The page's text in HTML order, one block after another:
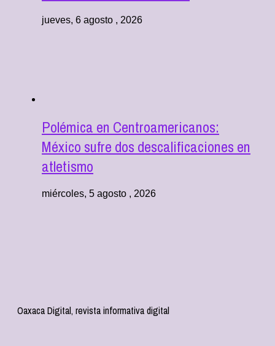
jueves, 6 agosto , 2026
Polémica en Centroamericanos:
México sufre dos descalificaciones en
atletismo
miércoles, 5 agosto , 2026
Oaxaca Digital, revista informativa digital